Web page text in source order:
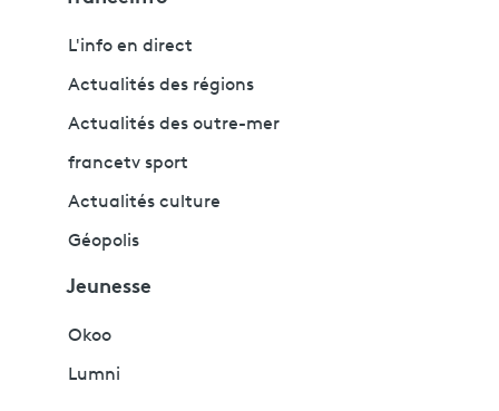
L'info en direct
Actualités des régions
Actualités des outre-mer
francetv sport
Actualités culture
Géopolis
Jeunesse
Okoo
Lumni